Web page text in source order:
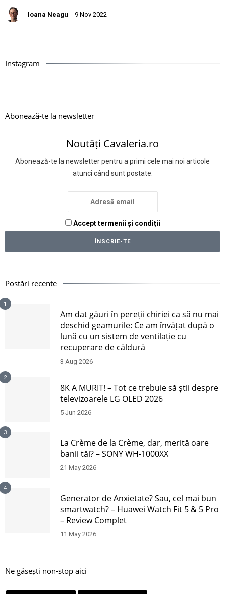
Ioana Neagu 9 Nov 2022
Instagram
Abonează-te la newsletter
Noutăți Cavaleria.ro
Abonează-te la newsletter pentru a primi cele mai noi articole
atunci când sunt postate.
Accept termenii și condiții
Postări recente
1
Am dat găuri în pereții chiriei ca să nu mai
deschid geamurile: Ce am învățat după o
lună cu un sistem de ventilație cu
recuperare de căldură
3 Aug 2026
2
8K A MURIT! – Tot ce trebuie să știi despre
televizoarele LG OLED 2026
5 Jun 2026
3
La Crème de la Crème, dar, merită oare
banii tăi? – SONY WH-1000XX
21 May 2026
4
Generator de Anxietate? Sau, cel mai bun
smartwatch? – Huawei Watch Fit 5 & 5 Pro
– Review Complet
11 May 2026
Ne găsești non-stop aici